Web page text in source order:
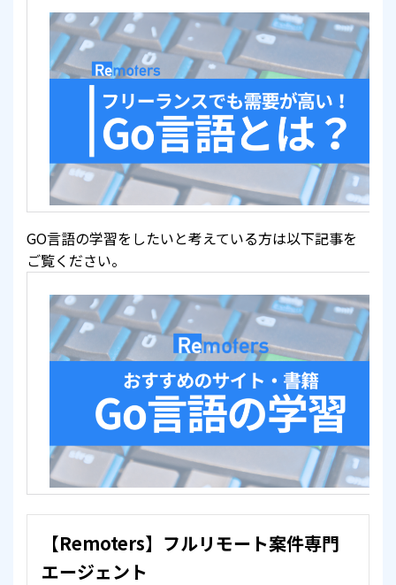
GO言語の学習をしたいと考えている方は以下記事を
ご覧ください。
【Remoters】フルリモート案件専門
エージェント